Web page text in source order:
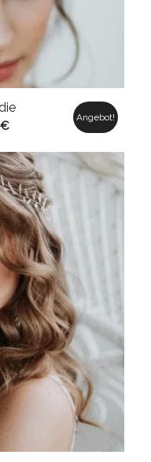
€Aktueller
ist:
80,00 €.
Angebot!